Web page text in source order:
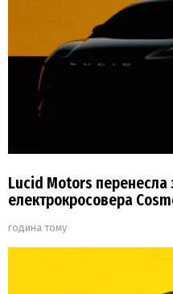
Lucid Motors перенесла
електрокросовера
година тому